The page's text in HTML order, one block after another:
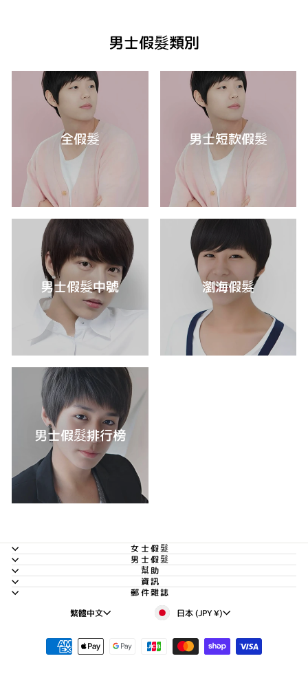
男士假髮類別
全假髮 男士短款假髮
男士假髮中號 瀏海假髮
男士假髮排行榜
女士假髮
男士假髮
幫助
資訊
郵件雜誌
語
繁體中文 貨
幣
日本 (JPY ¥)